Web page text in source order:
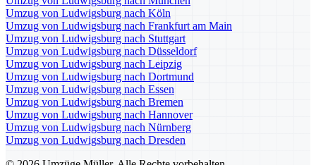
Umzug von Ludwigsburg nach Köln
Umzug von Ludwigsburg nach Frankfurt am Main
Umzug von Ludwigsburg nach Stuttgart
Umzug von Ludwigsburg nach Düsseldorf
Umzug von Ludwigsburg nach Leipzig
Umzug von Ludwigsburg nach Dortmund
Umzug von Ludwigsburg nach Essen
Umzug von Ludwigsburg nach Bremen
Umzug von Ludwigsburg nach Hannover
Umzug von Ludwigsburg nach Nürnberg
Umzug von Ludwigsburg nach Dresden